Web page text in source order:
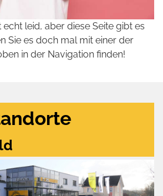
leid, aber diese Seite gibt es
Sie es doch mal mit einer der
in der Navigation finden!